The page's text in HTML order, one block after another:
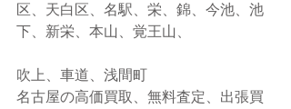
区、天白区、名駅、栄、錦、今池、池
下、新栄、本山、覚王山、
吹上、車道、浅間町
名古屋の高価買取、無料査定、出張買